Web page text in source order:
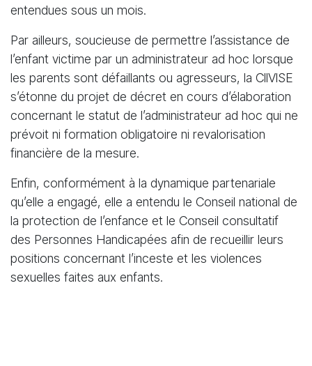
entendues sous un mois.
Par ailleurs, soucieuse de permettre l’assistance de
l’enfant victime par un administrateur ad hoc lorsque
les parents sont défaillants ou agresseurs, la CllVlSE
s’étonne du projet de décret en cours d’élaboration
concernant le statut de l’administrateur ad hoc qui ne
prévoit ni formation obligatoire ni revalorisation
financière de la mesure.
Enfin, conformément à la dynamique partenariale
qu’elle a engagé, elle a entendu le Conseil national de
la protection de l’enfance et le Conseil consultatif
des Personnes Handicapées afin de recueillir leurs
positions concernant l’inceste et les violences
sexuelles faites aux enfants.